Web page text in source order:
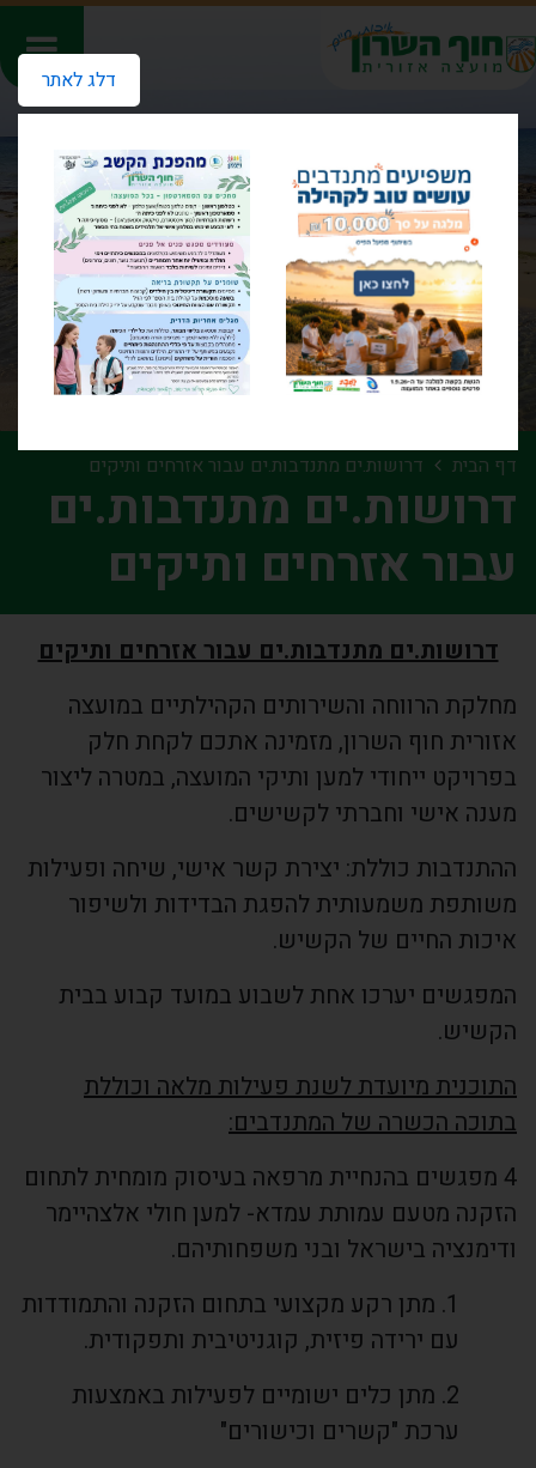
דלג לאתר
דף הבית דרושות.ים מתנדבות.ים עבור אזרחים ותיקים
דרושות.ים מתנדבות.ים
עבור אזרחים ותיקים
דרושות.ים מתנדבות.ים עבור אזרחים ותיקים
מחלקת הרווחה והשירותים הקהילתיים במועצה
אזורית חוף השרון, מזמינה אתכם לקחת חלק
בפרויקט ייחודי למען ותיקי המועצה, במטרה ליצור
מענה אישי וחברתי לקשישים.
ההתנדבות כוללת: יצירת קשר אישי, שיחה ופעילות
משותפת משמעותית להפגת הבדידות ולשיפור
איכות החיים של הקשיש.
המפגשים יערכו אחת לשבוע במועד קבוע בבית
הקשיש.
התוכנית מיועדת לשנת פעילות מלאה וכוללת
בתוכה הכשרה של המתנדבים:
4 מפגשים בהנחיית מרפאה בעיסוק מומחית לתחום
הזקנה מטעם עמותת עמדא- למען חולי אלצהיימר
ודימנציה בישראל ובני משפחותיהם.
1. מתן רקע מקצועי בתחום הזקנה והתמודדות
עם ירידה פיזית, קוגניטיבית ותפקודית.
2. מתן כלים ישומיים לפעילות באמצעות
ערכת "קשרים וכישורים"